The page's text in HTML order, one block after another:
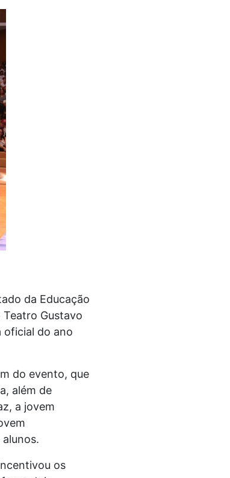
da Educação
Gustavo
oficial do ano
do evento, que
além de
a jovem
os